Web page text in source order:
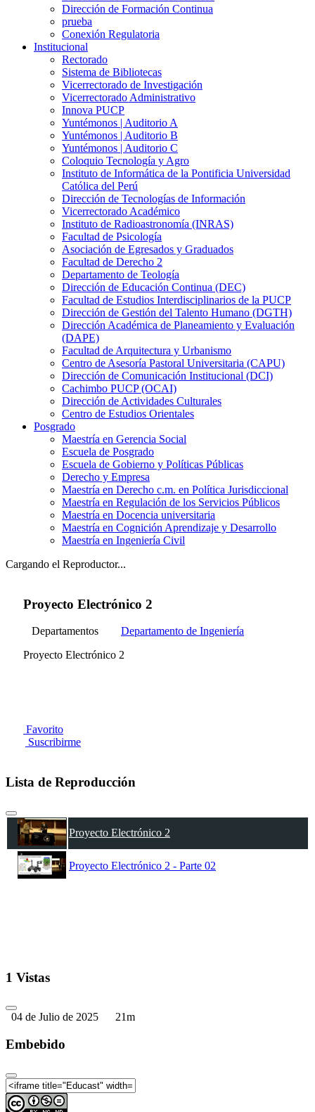
Dirección de Formación Continua
prueba
Conexión Regulatoria
Institucional
Rectorado
Sistema de Bibliotecas
Vicerrectorado de Investigación
Vicerrectorado Administrativo
Innova PUCP
Yuntémonos | Auditorio A
Yuntémonos | Auditorio B
Yuntémonos | Auditorio C
Coloquio Tecnología y Agro
Instituto de Informática de la Pontificia Universidad
Católica del Perú
Dirección de Tecnologías de Información
Vicerrectorado Académico
Instituto de Radioastronomía (INRAS)
Facultad de Psicología
Asociación de Egresados y Graduados
Facultad de Derecho 2
Departamento de Teología
Dirección de Educación Continua (DEC)
Facultad de Estudios Interdisciplinarios de la PUCP
Dirección de Gestión del Talento Humano (DGTH)
Dirección Académica de Planeamiento y Evaluación
(DAPE)
Facultad de Arquitectura y Urbanismo
Centro de Asesoría Pastoral Universitaria (CAPU)
Dirección de Comunicación Institucional (DCI)
Cachimbo PUCP (OCAI)
Dirección de Actividades Culturales
Centro de Estudios Orientales
Posgrado
Maestría en Gerencia Social
Escuela de Posgrado
Escuela de Gobierno y Políticas Públicas
Derecho y Empresa
Maestría en Derecho c.m. en Política Jurisdiccional
Maestría en Regulación de los Servicios Públicos
Maestría en Docencia universitaria
Maestría en Cognición Aprendizaje y Desarrollo
Maestría en Ingeniería Civil
Cargando el Reproductor...
Proyecto Electrónico 2
Departamentos
Departamento de Ingeniería
Proyecto Electrónico 2
Favorito
Suscribirme
Lista de Reproducción
Proyecto Electrónico 2
Proyecto Electrónico 2 - Parte 02
1 Vistas
04 de Julio de 2025 21m
Embebido